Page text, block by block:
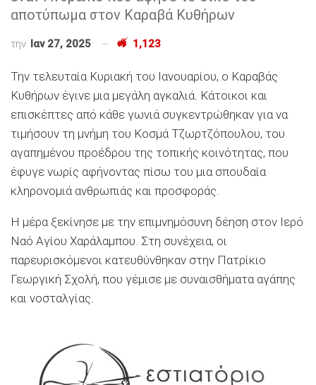
αποτύπωμα στον Καραβά Κυθήρων
την Ιαν 27, 2025 1,123
Την τελευταία Κυριακή του Ιανουαρίου, ο Καραβάς
Κυθήρων έγινε μια μεγάλη αγκαλιά. Κάτοικοι και
επισκέπτες από κάθε γωνιά συγκεντρώθηκαν για να
τιμήσουν τη μνήμη του Κοσμά Τζωρτζόπουλου, του
αγαπημένου προέδρου της τοπικής κοινότητας, που
έφυγε νωρίς αφήνοντας πίσω του μια σπουδαία
κληρονομιά ανθρωπιάς και προσφοράς.
Η μέρα ξεκίνησε με την επιμνημόσυνη δέηση στον Ιερό
Ναό Αγίου Χαράλαμπου. Στη συνέχεια, οι
παρευρισκόμενοι κατευθύνθηκαν στην Πατρίκιο
Γεωργική Σχολή, που γέμισε με συναισθήματα αγάπης
και νοσταλγίας.